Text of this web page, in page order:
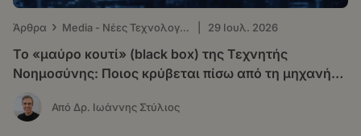
Άρθρα › Μedia - Νέες Τεχνολογίες 29 Ιουλ. 2026
Το «μαύρο κουτί» (black box) της Τεχνητής
Νοημοσύνης: Ποιος κρύβεται πίσω από τη μηχανή
που «σκέφτεται»
Από Δρ. Ιωάννης Στύλιος